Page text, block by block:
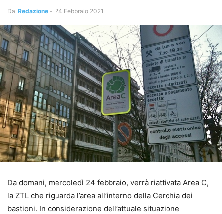
Da Redazione - 24 Febbraio 2021
Da domani, mercoledì 24 febbraio, verrà riattivata Area C,
la ZTL che riguarda l’area all’interno della Cerchia dei
bastioni. In considerazione dell’attuale situazione